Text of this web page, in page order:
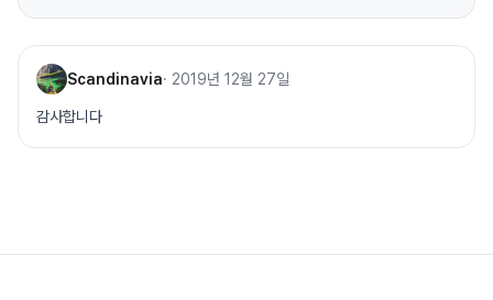
Scandinavia· 2019년 12월 27일
감사합니다